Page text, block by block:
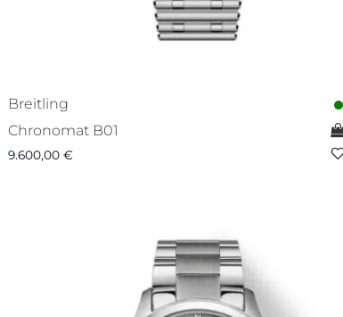
Breitling
Chronomat B01
9.600,00€